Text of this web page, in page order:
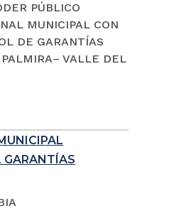
PÚBLICO
MUNICIPAL CON
DE GARANTÍAS
VALLE DEL
GARANTÍAS